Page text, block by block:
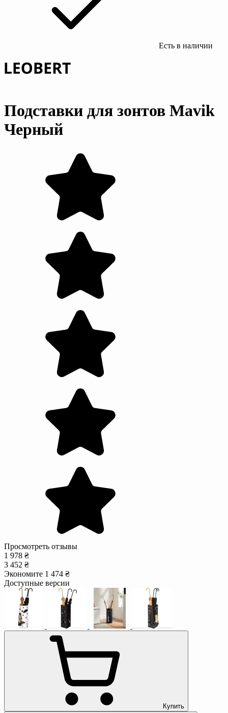
Есть в наличии
Подставки для зонтов Mavik
Черный
Просмотреть отзывы
1 978 ₴
3 452 ₴
Экономите 1 474 ₴
Доступные версии
Купить